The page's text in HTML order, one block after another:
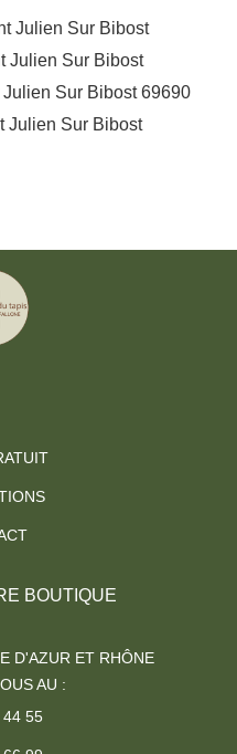
Julien Sur Bibost
Julien Sur Bibost
Sur Bibost 69690
Julien Sur Bibost
BOUTIQUE
D'AZUR ET RHÔNE
AU :
55